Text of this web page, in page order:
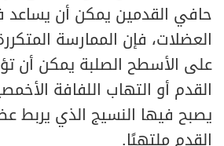
حافي القدمين يمكن أن يساعد
العضلات، فإن الممارسة
على الأسطح الصلبة يمكن أن
القدم أو التهاب اللفافة
يصبح فيها النسيج الذي يربط
القدم ملتهبًا.